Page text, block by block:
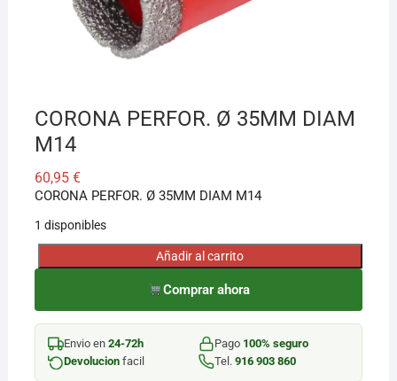
CORONA PERFOR. Ø 35MM DIAM
M14
60,95 €
CORONA PERFOR. Ø 35MM DIAM M14
1 disponibles
CORONA
Ø
35MM
DIAM
M14
Añadir al carrito
Comprar ahora
Envio en 24-72h Pago 100% seguro
Devolucionfacil Tel. 916 903 860
¡Hola! Soy el asesor virtual de Ferretería El Arroyo.
Cuéntame qué necesitas y te ayudo a encontrarlo,